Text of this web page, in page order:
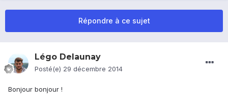
Répondre à ce sujet
Légo Delaunay
Posté(e) 29 décembre 2014
Bonjour bonjour !